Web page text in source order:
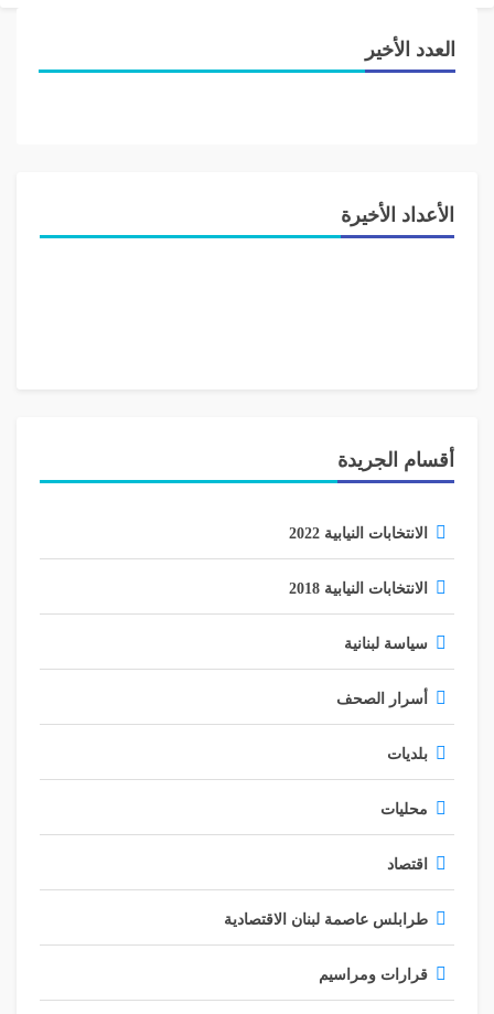
العدد الأخير
الأعداد الأخيرة
أقسام الجريدة
الانتخابات النيابية 2022
الانتخابات النيابية 2018
سياسة لبنانية
أسرار الصحف
بلديات
محليات
اقتصاد
طرابلس عاصمة لبنان الاقتصادية
قرارات ومراسيم